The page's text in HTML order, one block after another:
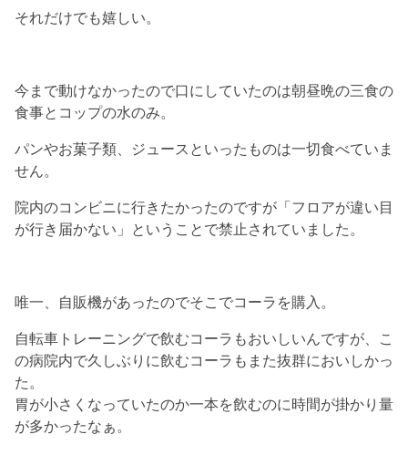
それだけでも嬉しい。
今まで動けなかったので口にしていたのは朝昼晩の三食の
食事とコップの水のみ。
パンやお菓子類、ジュースといったものは一切食べていま
せん。
院内のコンビニに行きたかったのですが「フロアが違い目
が行き届かない」ということで禁止されていました。
唯一、自販機があったのでそこでコーラを購入。
自転車トレーニングで飲むコーラもおいしいんですが、こ
の病院内で久しぶりに飲むコーラもまた抜群においしかっ
た。
胃が小さくなっていたのか一本を飲むのに時間が掛かり量
が多かったなぁ。